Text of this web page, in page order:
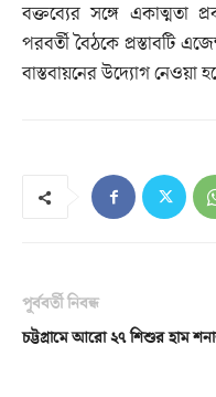
বক্তব্যের সঙ্গে একাত্মতা
পরবর্তী বৈঠকে প্রস্তাবটি
বাস্তবায়নের উদ্যোগ নেওয়া
পূর্ববর্তী নিবন্ধ
চট্টগ্রামে আরো ২৭ শিশুর হাম